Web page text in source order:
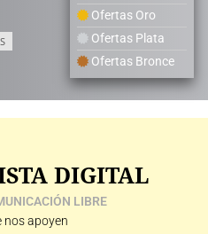
Ofertas Oro
Ofertas Plata
Ofertas Bronce
DIGITAL
LIBRE
nos apoyen